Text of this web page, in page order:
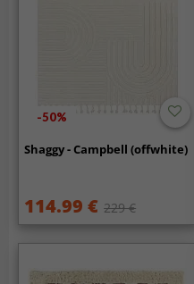
-50%
Shaggy - Campbell (offwhite)
114.99 € 229 €